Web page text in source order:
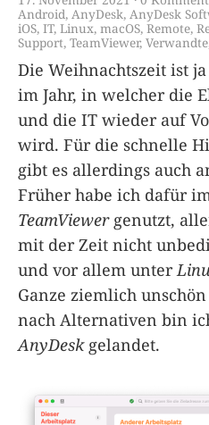
Android, AnyDesk, AnyDesk
iOS, IT, Linux, macOS, Remote,
Support, TeamViewer, Verwandte
Die Weihnachtszeit ist
im Jahr, in welcher die
und die IT wieder auf
wird. Für die schnelle
gibt es allerdings auch
Früher habe ich dafür
TeamViewergenutzt,
mit der Zeit nicht
und vor allem unter
Ganze ziemlich
nach Alternativen bin
AnyDeskgelandet.